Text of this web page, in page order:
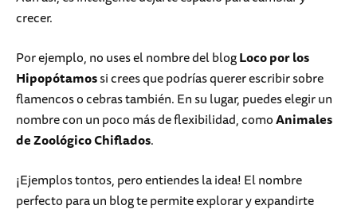
crecer.
Por ejemplo, no uses el nombre del blogLoco por los
Hipopótamossi crees que podrías querer escribir sobre
flamencos o cebras también. En su lugar, puedes elegir un
nombre con un poco más de flexibilidad, comoAnimales
de Zoológico Chiflados.
¡Ejemplos tontos, pero entiendes la idea! El nombre
perfecto para un blog te permite explorar y expandirte